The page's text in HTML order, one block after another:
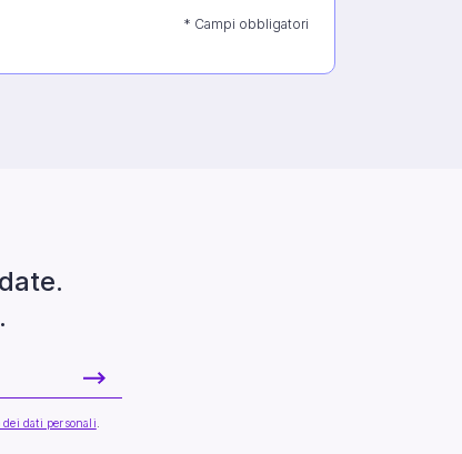
* Campi obbligatori
dei dati personali.